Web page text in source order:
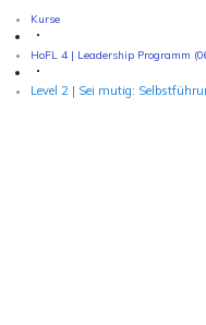
Kurse
HoFL 4 | Leadership Programm
Level 2 | Sei mutig: